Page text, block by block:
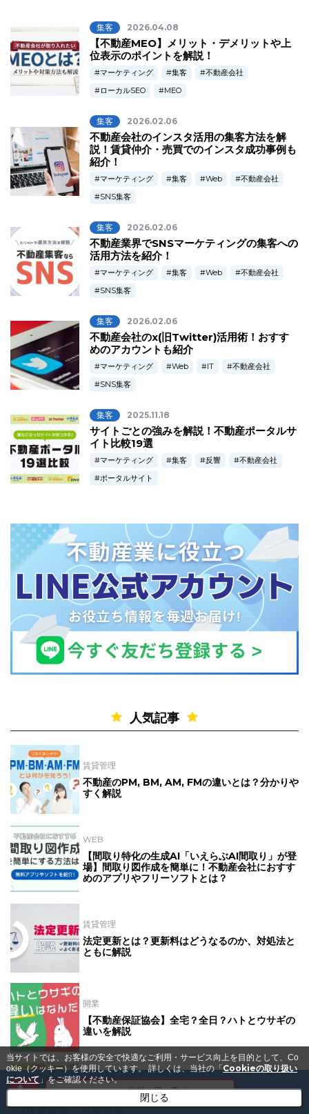
集客 2026.04.08
【不動産MEO】メリット・デメリットや上
位表示のポイントを解説！
マーケティング 集客
不動産会社
ローカルSEO
MEO
集客 2026.02.06
不動産会社のインスタ活用の集客方法を解
説！賃貸仲介・売買でのインスタ成功事例も
紹介！
マーケティング 集客 Web
不動産会社
SNS集客
集客 2026.02.06
不動産業界でSNSマーケティングの集客への
活用方法を紹介！
マーケティング 集客 Web
不動産会社
SNS集客
集客 2026.02.06
不動産会社のx(旧Twitter)活用術！おすす
めのアカウントも紹介
マーケティング Web IT
不動産会社
SNS集客
集客 2025.11.18
サイトごとの強みを解説！不動産ポータルサ
イト比較19選
マーケティング 集客 反響
不動産会社
ポータルサイト
人気記事
賃貸管理
不動産のPM, BM, AM, FMの違いとは？分かりや
すく解説
WEB
【間取り特化の生成AI「いえらぶAI間取り」が登
場】間取り図作成を簡単に！不動産会社におすす
めのアプリやフリーソフトとは？
賃貸管理
法定更新とは？更新料はどうなるのか、対処法と
ともに解説
開業
【不動産保証協会】全宅？全日？ハトとウサギの
違いを解説
集客
サイトごとの強みを解説！不動産ポータルサイト
比較19選
メールで資料を受け取る
当サイトでは、お客様の安全で快適なご利用・サービス向上を目的として、Co
okie（クッキー）を使用しています。詳しくは、当社の「Cookieの取り扱い
について 」をご確認ください。
閉じる